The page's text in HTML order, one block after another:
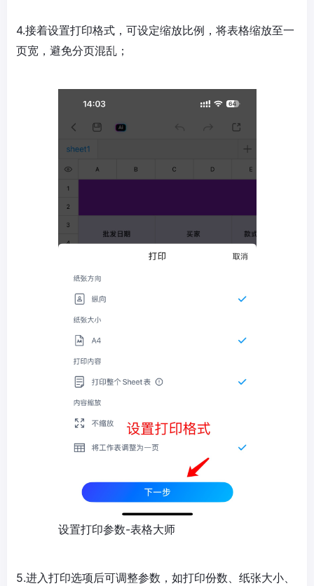
4.接着设置打印格式，可设定缩放比例，将表格缩放至一
页宽，避免分页混乱；
设置打印参数-表格大师
5.进入打印选项后可调整参数，如打印份数、纸张大小、